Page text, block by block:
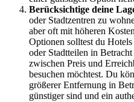
Berücksichtige deine
oder Stadtzentren zu
aber oft mit höheren
Optionen solltest du
oder Stadtteilen in
zwischen Preis und
besuchen möchtest. Du
größerer Entfernung in
günstiger sind und ein